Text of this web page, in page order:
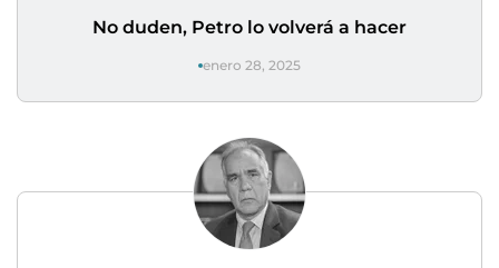
No duden, Petro lo volverá a hacer
enero 28, 2025